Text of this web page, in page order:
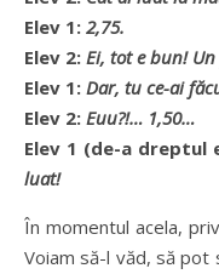
Elev 1: 2,75.
Elev 2: Ei, tot e bun!
Elev 1: Dar, tu ce-ai
Elev 2: Euu?!… 1,50…
Elev 1 (de-a dreptul
luat!
În momentul acela,
Voiam să-l văd, să pot